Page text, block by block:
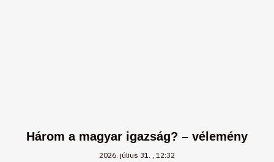
Három a magyar igazság? – vélemény
2026. július 31. 12:32